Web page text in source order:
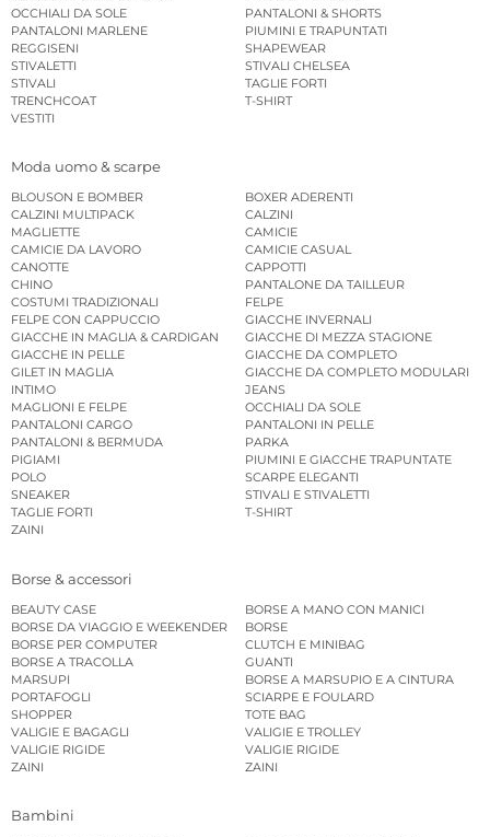
OCCHIALI DA SOLE
PANTALONI & SHORTS
PANTALONI MARLENE
PIUMINI E TRAPUNTATI
REGGISENI
SHAPEWEAR
STIVALETTI
STIVALI CHELSEA
STIVALI
TAGLIE FORTI
TRENCHCOAT
T-SHIRT
VESTITI
Moda uomo & scarpe
BLOUSON E BOMBER
BOXER ADERENTI
CALZINI MULTIPACK
CALZINI
MAGLIETTE
CAMICIE
CAMICIE DA LAVORO
CAMICIE CASUAL
CANOTTE
CAPPOTTI
CHINO
PANTALONE DA TAILLEUR
COSTUMI TRADIZIONALI
FELPE
FELPE CON CAPPUCCIO
GIACCHE INVERNALI
GIACCHE IN MAGLIA & CARDIGAN
GIACCHE DI MEZZA STAGIONE
GIACCHE IN PELLE
GIACCHE DA COMPLETO
GILET IN MAGLIA
GIACCHE DA COMPLETO MODULARI
INTIMO
JEANS
MAGLIONI E FELPE
OCCHIALI DA SOLE
PANTALONI CARGO
PANTALONI IN PELLE
PANTALONI & BERMUDA
PARKA
PIGIAMI
PIUMINI E GIACCHE TRAPUNTATE
POLO
SCARPE ELEGANTI
SNEAKER
STIVALI E STIVALETTI
TAGLIE FORTI
T-SHIRT
ZAINI
Borse & accessori
BEAUTY CASE
BORSE A MANO CON MANICI
BORSE DA VIAGGIO E WEEKENDER
BORSE
BORSE PER COMPUTER
CLUTCH E MINIBAG
BORSE A TRACOLLA
GUANTI
MARSUPI
BORSE A MARSUPIO E A CINTURA
PORTAFOGLI
SCIARPE E FOULARD
SHOPPER
TOTE BAG
VALIGIE E BAGAGLI
VALIGIE E TROLLEY
VALIGIE RIGIDE
VALIGIE RIGIDE
ZAINI
ZAINI
Bambini